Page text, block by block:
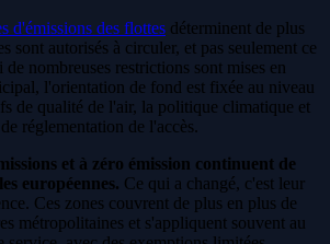
d'émissions des flottes déterminent de plus
sont autorisés à circuler, et pas seulement ce
nombreuses restrictions sont mises en
l'orientation de fond est fixée au niveau
de qualité de l'air, la politique climatique et
réglementation de l'accès.
et à zéro émission continuent de
européennes. Ce qui a changé, c'est leur
Ces zones couvrent de plus en plus de
métropolitaines et s'appliquent souvent au